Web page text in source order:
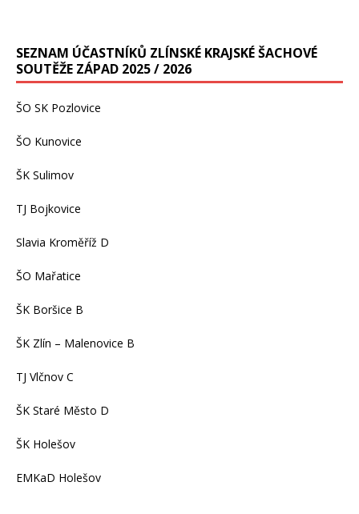
SEZNAM ÚČASTNÍKŮ ZLÍNSKÉ KRAJSKÉ ŠACHOVÉ
SOUTĚŽE ZÁPAD 2025 / 2026
ŠO SK Pozlovice
ŠO Kunovice
ŠK Sulimov
TJ Bojkovice
Slavia Kroměříž D
ŠO Mařatice
ŠK Boršice B
ŠK Zlín – Malenovice B
TJ Vlčnov C
ŠK Staré Město D
ŠK Holešov
EMKaD Holešov